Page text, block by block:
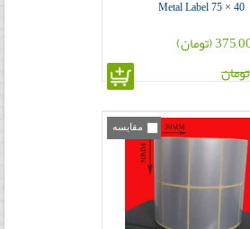
Metal Label 75 × 40
مقایسه